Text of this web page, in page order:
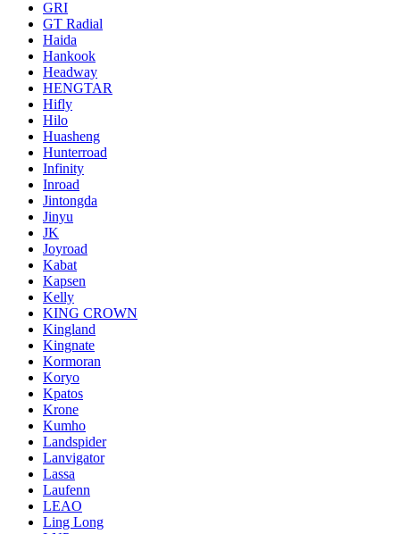
GRI
GT Radial
Haida
Hankook
Headway
HENGTAR
Hifly
Hilo
Huasheng
Hunterroad
Infinity
Inroad
Jintongda
Jinyu
JK
Joyroad
Kabat
Kapsen
Kelly
KING CROWN
Kingland
Kingnate
Kormoran
Koryo
Kpatos
Krone
Kumho
Landspider
Lanvigator
Lassa
Laufenn
LEAO
Ling Long